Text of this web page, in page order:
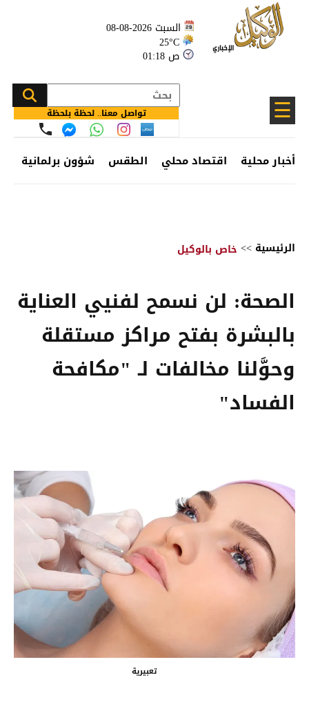
السبت 2026-08-08
25°C
01:18 ص
☰ تواصل معنا.. لحظة بلحظة
أخبار محلية اقتصاد محلي الطقس شؤون برلمانية
الرئيسية >> خاص بالوكيل
الصحة: لن نسمح لفنيي العناية
بالبشرة بفتح مراكز مستقلة
وحوَّلنا مخالفات لـ "مكافحة
الفساد"
تعبيرية